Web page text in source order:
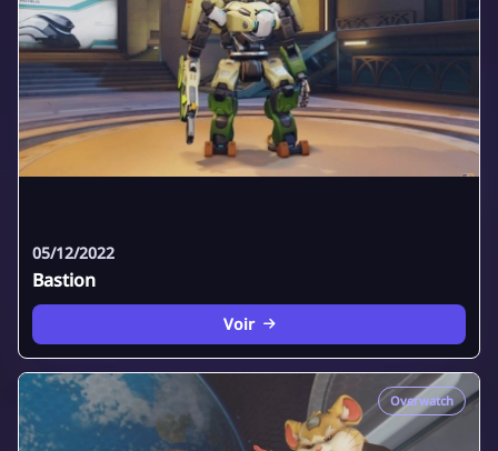
05/12/2022
Bastion
Voir
Overwatch